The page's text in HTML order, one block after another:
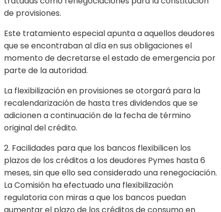
de provisiones.
Este tratamiento especial apunta a aquellos deudores
que se encontraban al día en sus obligaciones el
momento de decretarse el estado de emergencia por
parte de la autoridad.
La flexibilización en provisiones se otorgará para la
recalendarización de hasta tres dividendos que se
adicionen a continuación de la fecha de término
original del crédito.
2. Facilidades para que los bancos flexibilicen los
plazos de los créditos a los deudores Pymes hasta 6
meses, sin que ello sea considerado una renegociación.
La Comisión ha efectuado una flexibilización
regulatoria con miras a que los bancos puedan